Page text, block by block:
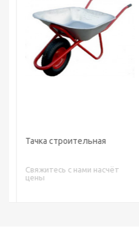
Тачка строительная
Свяжитесь с нами насчёт
цены